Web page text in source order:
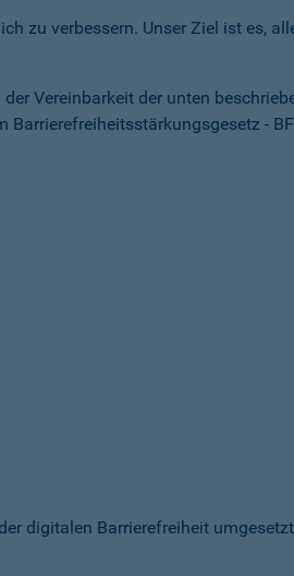
zu verbessern. Unser Ziel ist es,
Vereinbarkeit der unten
-
digitalen Barrierefreiheit